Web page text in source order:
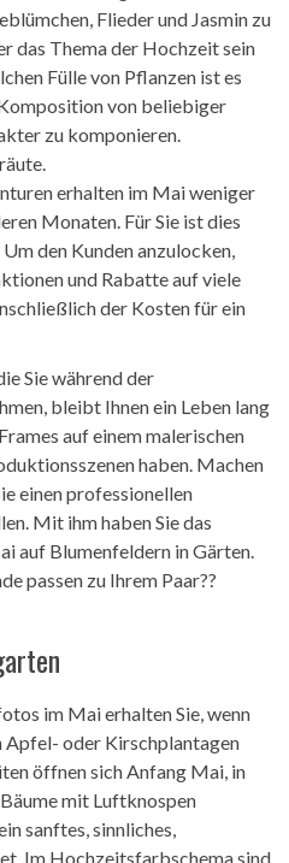
Flieder und Jasmin zu
das Thema der Hochzeit sein
Fülle von Pflanzen ist es
von beliebiger
zu komponieren.
erhalten im Mai weniger
Monaten. Für Sie ist dies
den Kunden anzulocken,
und Rabatte auf viele
der Kosten für ein
Sie während der
bleibt Ihnen ein Leben lang
auf einem malerischen
haben. Machen
einen professionellen
Mit ihm haben Sie das
auf Blumenfeldern in Gärten.
passen zu Ihrem Paar??
im Mai erhalten Sie, wenn
Apfel- oder Kirschplantagen
öffnen sich Anfang Mai, in
mit Luftknospen
sanftes, sinnliches,
Im Hochzeitsfarbschema sind